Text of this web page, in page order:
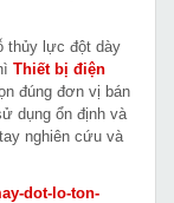
thủy lực đột dày
Thiết bị điện
đúng đơn vị bán
dụng ổn định và
nghiên cứu và
dot-lo-ton-